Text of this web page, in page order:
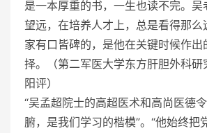
是一本厚重的书，一生也读不完。吴
望远，在培养人才上，总是看得那么
家有口皆碑的，是他在关键时候作出
择。（第二军医大学东方肝胆外科研
阳评）
“吴孟超院士的高超医术和高尚医德
腑，是我们学习的楷模”。“他始终把